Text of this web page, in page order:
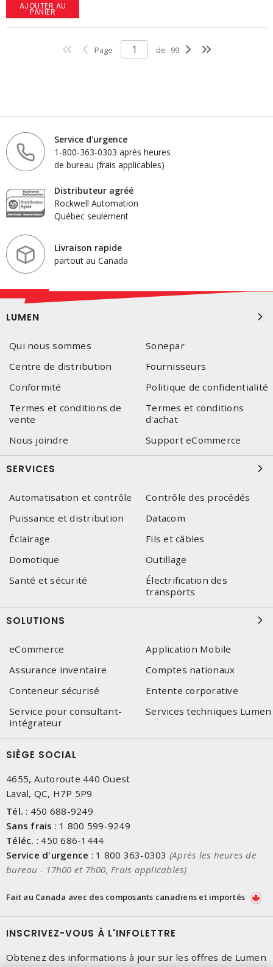
AJOUTER AU
PANIER
Page de 99
Service d'urgence
1-800-363-0303 après heures
de bureau (frais applicables)
Distributeur agréé
Rockwell Automation
Québec seulement
Livraison rapide
partout au Canada
LUMEN
Qui nous sommes
Sonepar
Centre de distribution
Fournisseurs
Conformité
Politique de confidentialité
Termes et conditions de
vente
Termes et conditions
d'achat
Nous joindre
Support eCommerce
SERVICES
Automatisation et contrôle
Contrôle des procédés
Puissance et distribution
Datacom
Éclairage
Fils et câbles
Domotique
Outillage
Santé et sécurité
Électrification des
transports
SOLUTIONS
eCommerce
Application Mobile
Assurance inventaire
Comptes nationaux
Conteneur sécurisé
Entente corporative
Service pour consultant-
intégrateur
Services techniques Lumen
SIÈGE SOCIAL
4655, Autoroute 440 Ouest
Laval, QC, H7P 5P9
Tél. : 450 688-9249
Sans frais : 1 800 599-9249
Téléc. : 450 686-1444
Service d'urgence : 1 800 363-0303 (Après les heures de
bureau - 17h00 et 7h00, Frais applicables)
Fait au Canada avec des composants canadiens et importés
INSCRIVEZ-VOUS À L'INFOLETTRE
Obtenez des informations à jour sur les offres de Lumen